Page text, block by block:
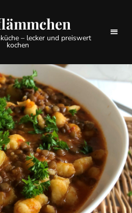
– lecker und preiswert
kochen